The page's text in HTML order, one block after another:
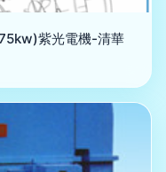
紫光電機-清華